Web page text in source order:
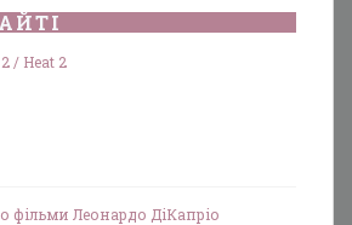
/ Heat 2
фільми Леонардо ДіКапріо